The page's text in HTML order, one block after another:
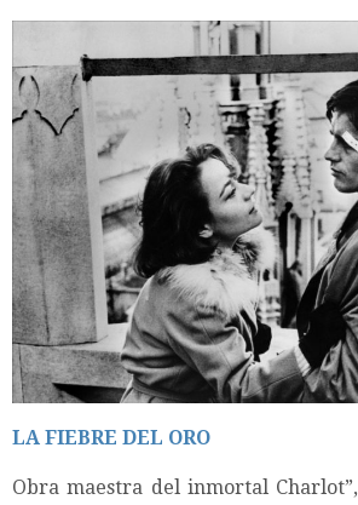
LA FIEBRE DEL ORO
Obra maestra del inmortal Charlot”,